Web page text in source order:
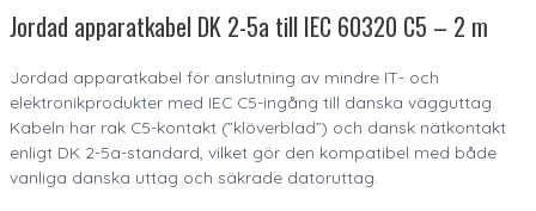
Jordad apparatkabel DK 2-5a till IEC 60320 C5 – 2 m
Jordad apparatkabel för anslutning av mindre IT- och
elektronikprodukter med IEC C5-ingång till danska vägguttag.
Kabeln har rak C5-kontakt (”klöverblad”) och dansk nätkontakt
enligt DK 2-5a-standard, vilket gör den kompatibel med både
vanliga danska uttag och säkrade datoruttag.